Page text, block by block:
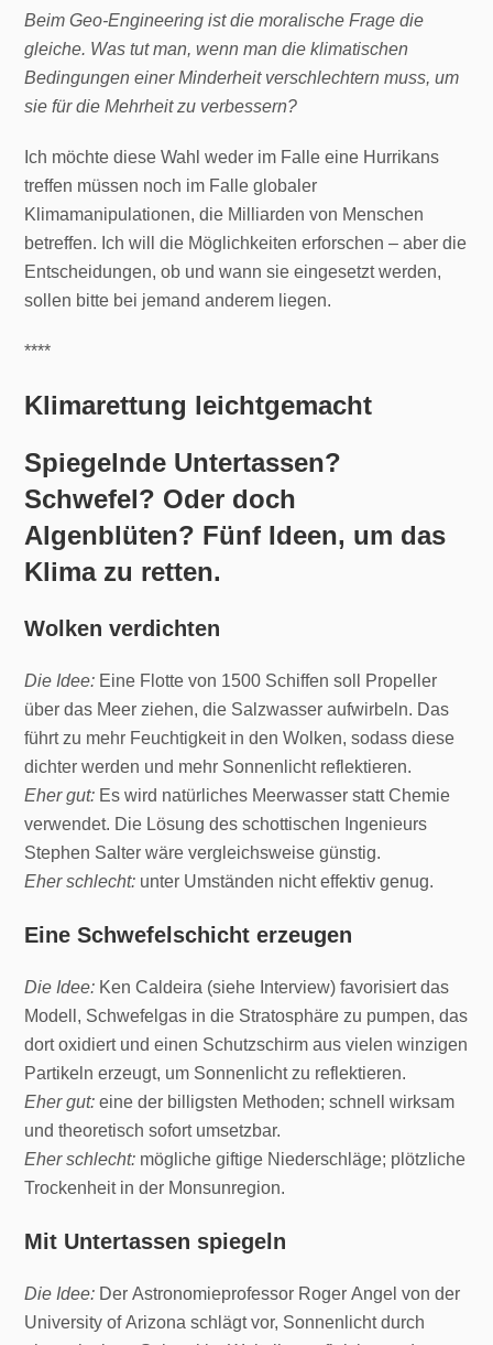
Beim Geo-Engineering ist die moralische Frage die
gleiche. Was tut man, wenn man die klimatischen
Bedingungen einer Minderheit verschlechtern muss, um
sie für die Mehrheit zu verbessern?
Ich möchte diese Wahl weder im Falle eine Hurrikans
treffen müssen noch im Falle globaler
Klimamanipulationen, die Milliarden von Menschen
betreffen. Ich will die Möglichkeiten erforschen – aber die
Entscheidungen, ob und wann sie eingesetzt werden,
sollen bitte bei jemand anderem liegen.
****
Klimarettung leichtgemacht
Spiegelnde Untertassen?
Schwefel? Oder doch
Algenblüten? Fünf Ideen, um das
Klima zu retten.
Wolken verdichten
Die Idee: Eine Flotte von 1500 Schiffen soll Propeller
über das Meer ziehen, die Salzwasser aufwirbeln. Das
führt zu mehr Feuchtigkeit in den Wolken, sodass diese
dichter werden und mehr Sonnenlicht reflektieren.
Eher gut: Es wird natürliches Meerwasser statt Chemie
verwendet. Die Lösung des schottischen Ingenieurs
Stephen Salter wäre vergleichsweise günstig.
Eher schlecht: unter Umständen nicht effektiv genug.
Eine Schwefelschicht erzeugen
Die Idee: Ken Caldeira (siehe Interview) favorisiert das
Modell, Schwefelgas in die Stratosphäre zu pumpen, das
dort oxidiert und einen Schutzschirm aus vielen winzigen
Partikeln erzeugt, um Sonnenlicht zu reflektieren.
Eher gut: eine der billigsten Methoden; schnell wirksam
und theoretisch sofort umsetzbar.
Eher schlecht: mögliche giftige Niederschläge; plötzliche
Trockenheit in der Monsunregion.
Mit Untertassen spiegeln
Die Idee: Der Astronomieprofessor Roger Angel von der
University of Arizona schlägt vor, Sonnenlicht durch